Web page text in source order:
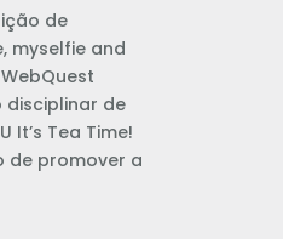
de
myselfie and
disciplinar de
It’s Tea Time!
de promover a